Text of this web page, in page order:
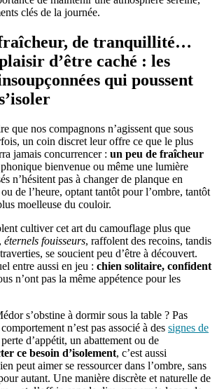
clés de la journée.
de tranquillité…
d’être caché : les
qui poussent
que nos compagnons n’agissent que sous
un coin discret leur offre ce que le plus
jamais concurrencer : un peu de fraîcheur
bienvenue ou même une lumière
n’hésitent pas à changer de planque en
de l’heure, optant tantôt pour l’ombre, tantôt
moelleuse du couloir.
cultiver cet art du camouflage plus que
éternels fouisseurs, raffolent des recoins, tandis
se soucient peu d’être à découvert.
entre aussi en jeu : chien solitaire, confident
n’ont pas la même appétence pour les
s’obstine à dormir sous la table ? Pas
n’est pas associé à des signes de
d’appétit, un abattement ou de
ce besoin d’isolement, c’est aussi
peut aimer se ressourcer dans l’ombre, sans
autant. Une manière discrète et naturelle de